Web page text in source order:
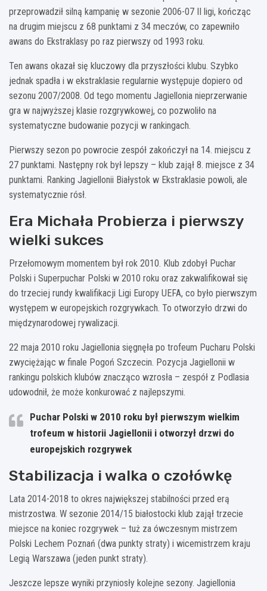
przeprowadził silną kampanię w sezonie 2006-07 II ligi, kończąc
na drugim miejscu z 68 punktami z 34 meczów, co zapewniło
awans do Ekstraklasy po raz pierwszy od 1993 roku.
Ten awans okazał się kluczowy dla przyszłości klubu. Szybko
jednak spadła i w ekstraklasie regularnie występuje dopiero od
sezonu 2007/2008. Od tego momentu Jagiellonia nieprzerwanie
gra w najwyższej klasie rozgrywkowej, co pozwoliło na
systematyczne budowanie pozycji w rankingach.
Pierwszy sezon po powrocie zespół zakończył na 14. miejscu z
27 punktami. Następny rok był lepszy – klub zajął 8. miejsce z 34
punktami. Ranking Jagiellonii Białystok w Ekstraklasie powoli, ale
systematycznie rósł.
Era Michała Probierza i pierwszy
wielki sukces
Przełomowym momentem był rok 2010. Klub zdobył Puchar
Polski i Superpuchar Polski w 2010 roku oraz zakwalifikował się
do trzeciej rundy kwalifikacji Ligi Europy UEFA, co było pierwszym
występem w europejskich rozgrywkach. To otworzyło drzwi do
międzynarodowej rywalizacji.
22 maja 2010 roku Jagiellonia sięgnęła po trofeum Pucharu Polski
zwyciężając w finale Pogoń Szczecin. Pozycja Jagiellonii w
rankingu polskich klubów znacząco wzrosła – zespół z Podlasia
udowodnił, że może konkurować z najlepszymi.
Puchar Polski w 2010 roku był pierwszym wielkim
trofeum w historii Jagiellonii i otworzył drzwi do
europejskich rozgrywek
Stabilizacja i walka o czołówkę
Lata 2014-2018 to okres największej stabilności przed erą
mistrzostwa. W sezonie 2014/15 białostocki klub zajął trzecie
miejsce na koniec rozgrywek – tuż za ówczesnym mistrzem
Polski Lechem Poznań (dwa punkty straty) i wicemistrzem kraju
Legią Warszawa (jeden punkt straty).
Jeszcze lepsze wyniki przyniosły kolejne sezony. Jagiellonia